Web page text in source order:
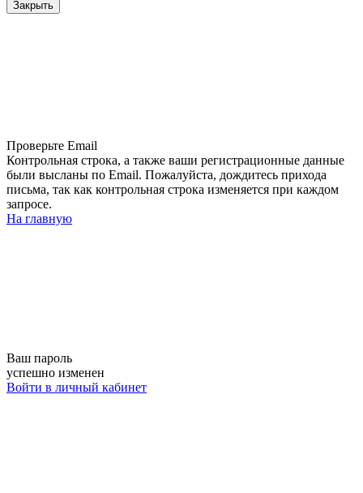
Закрыть
Проверьте Email
Контрольная строка, а также ваши регистрационные данные
были высланы по Email. Пожалуйста, дождитесь прихода
письма, так как контрольная строка изменяется при каждом
запросе.
На главную
Ваш пароль
успешно изменен
Войти в личный кабинет